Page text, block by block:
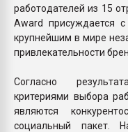
работодателей из 15
Award присуждается
крупнейшим в мире
привлекательности
Согласно
критериями выбора
являются
социальный пакет.